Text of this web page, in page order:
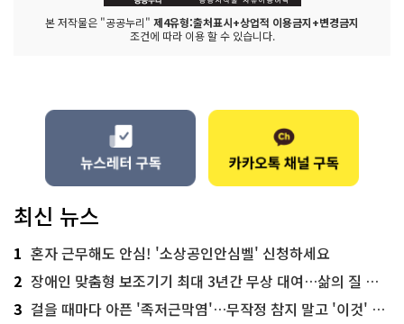
본 저작물은 "공공누리" 제4유형:출처표시+상업적 이용금지+변경금지
조건에 따라 이용 할 수 있습니다.
최신 뉴스
1 혼자 근무해도 안심! '소상공인안심벨' 신청하세요
2 장애인 맞춤형 보조기기 최대 3년간 무상 대여…삶의 질 높인다
3 걸을 때마다 아픈 '족저근막염'…무작정 참지 말고 '이것' 해보세요!